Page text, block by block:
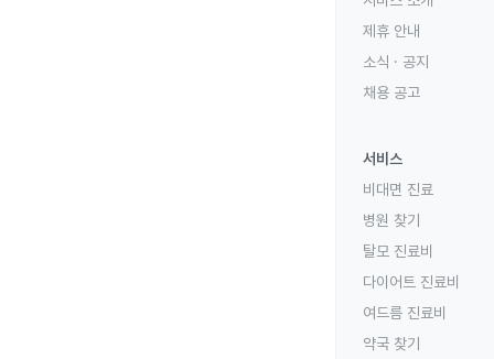
제휴 안내
소식 · 공지
채용 공고
서비스
비대면 진료
병원 찾기
탈모 진료비
다이어트 진료비
여드름 진료비
약국 찾기